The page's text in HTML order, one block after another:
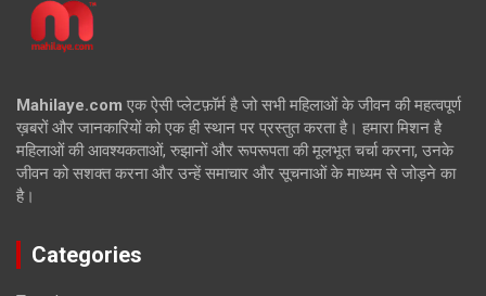
Mahilaye.com एक ऐसी प्लेटफ़ॉर्म है जो सभी महिलाओं के जीवन की महत्वपूर्ण
ख़बरों और जानकारियों को एक ही स्थान पर प्रस्तुत करता है। हमारा मिशन है
महिलाओं की आवश्यकताओं, रुझानों और रूपरूपता की मूलभूत चर्चा करना, उनके
जीवन को सशक्त करना और उन्हें समाचार और सूचनाओं के माध्यम से जोड़ने का
है।
Categories